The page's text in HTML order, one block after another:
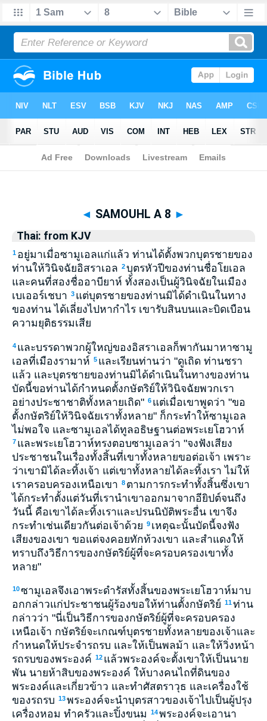
Biblia> Thai: from KJV > SAMOUHL A 8
◄ SAMOUHL A 8 ►
Thai: from KJV
1 อยู่มาเมื่อซามูเอลแก่แล้ว ท่านได้ตั้งพวกบุตรชายของ
ท่านให้วินิจฉัยอิสราเอล 2บุตรหัวปีของท่านชื่อโยเอล
และคนที่สองชื่ออาบียาห์ ทั้งสองเป็นผู้วินิจฉัยในเมือง
เบเออร์เชบา 3 แต่บุตรชายของท่านมิได้ดำเนินในทาง
ของท่าน ได้เลี่ยงไปหากำไร เขารับสินบนและบิดเบือน
ความยุติธรรมเสีย
4 และบรรดาพวกผู้ใหญ่ของอิสราเอลก็พากันมาหาซามู
เอลที่เมืองรามาห์ 5 และเรียนท่านว่า "ดูเถิด ท่านชรา
แล้ว และบุตรชายของท่านมิได้ดำเนินในทางของท่าน
บัดนี้ขอท่านได้กำหนดตั้งกษัตริย์ให้วินิจฉัยพวกเรา
อย่างประชาชาติทั้งหลายเถิด" 6 แต่เมื่อเขาพูดว่า "ขอ
ตั้งกษัตริย์ให้วินิจฉัยเราทั้งหลาย" ก็กระทำให้ซามูเอล
ไม่พอใจ และซามูเอลได้ทูลอธิษฐานต่อพระเยโฮวาห์
7 และพระเยโฮวาห์ทรงตอบซามูเอลว่า "จงฟังเสียง
ประชาชนในเรื่องทั้งสิ้นที่เขาทั้งหลายขอต่อเจ้า เพราะ
ว่าเขามิได้ละทิ้งเจ้า แต่เขาทั้งหลายได้ละทิ้งเรา ไม่ให้
เราครอบครองเหนือเขา 8 ตามการกระทำทั้งสิ้นซึ่งเขา
ได้กระทำตั้งแต่วันที่เรานำเขาออกมาจากอียิปต์จนถึง
วันนี้ คือเขาได้ละทิ้งเราและปรนนิบัติพระอื่น เขาจึง
กระทำเช่นเดียวกันต่อเจ้าด้วย 9 เหตุฉะนั้นบัดนี้จงฟัง
เสียงของเขา ขอแต่จงคอยทักท้วงเขา และสำแดงให้
ทราบถึงวิธีการของกษัตริย์ผู้ที่จะครอบครองเขาทั้ง
หลาย"
10ซามูเอลจึงเอาพระดำรัสทั้งสิ้นของพระเยโฮวาห์มาบ
อกกล่าวแก่ประชาชนผู้ร้องขอให้ท่านตั้งกษัตริย์ 11ท่าน
กล่าวว่า "นี่เป็นวิธีการของกษัตริย์ผู้ที่จะครอบครอง
เหนือเจ้า กษัตริย์จะเกณฑ์บุตรชายทั้งหลายของเจ้าและ
กำหนดให้ประจำรถรบ และให้เป็นพลม้า และให้วิ่งหน้า
รถรบของพระองค์ 12 แล้วพระองค์จะตั้งเขาให้เป็นนาย
พัน นายห้าสิบของพระองค์ ให้บางคนไถที่ดินของ
พระองค์และเกี่ยวข้าว และทำศัสตราวุธ และเครื่องใช้
ของรถรบ 13พระองค์จะนำบุตรสาวของเจ้าไปเป็นผู้ปรุง
เครื่องหอม ทำครัวและปิ้งขนม
14พระองค์จะเอานา